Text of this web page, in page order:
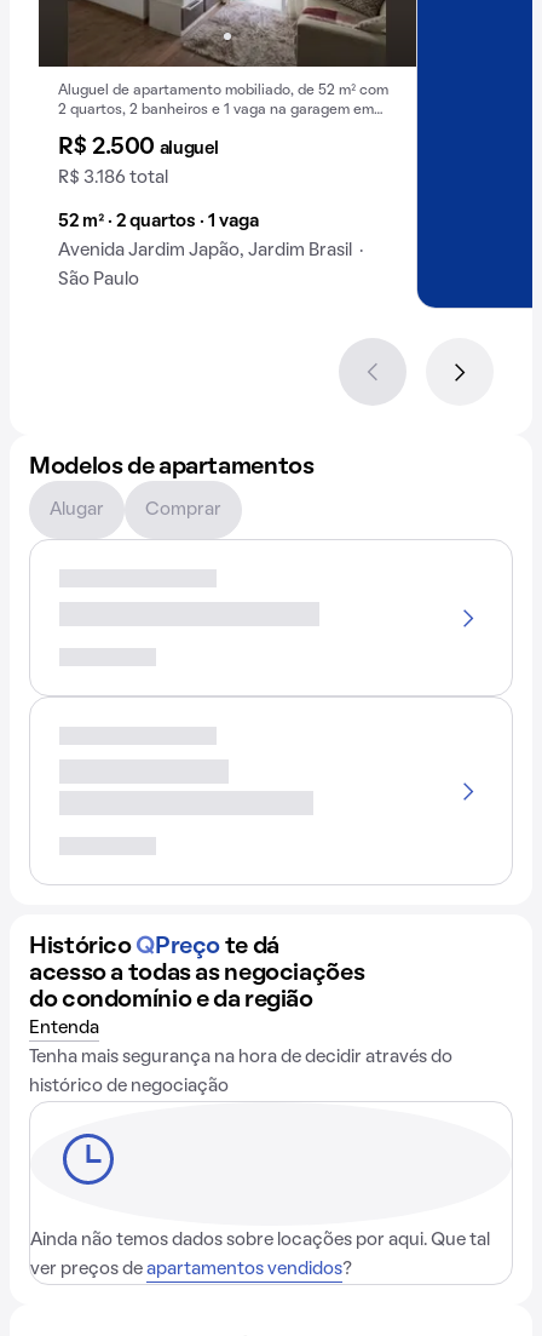
Aluguel de apartamento mobiliado, de 52 m² com
2 quartos, 2 banheiros e 1 vaga na garagem em
R$ 2.500 aluguel
R$ 3.186 total
52 m² · 2 quartos · 1 vaga
Avenida Jardim Japão, Jardim Brasil ·
São Paulo
Modelos de apartamentos
Alugar Comprar
Histórico QPreço te dá
acesso a todas as negociações
do condomínio e da região
Entenda
Tenha mais segurança na hora de decidir através do
histórico de negociação
Ainda não temos dados sobre locações por aqui. Que tal
ver preços de apartamentos vendidos?